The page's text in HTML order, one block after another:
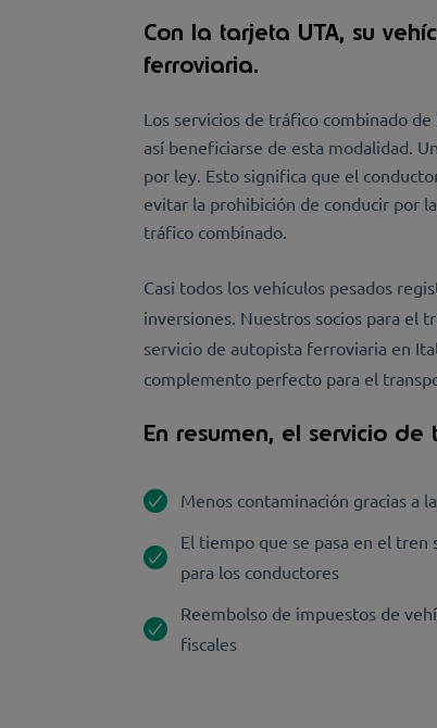
Con la tarjeta UTA, su
ferroviaria.
Los servicios de tráfico combinado
así beneficiarse de esta modalidad.
por ley. Esto significa que el
evitar la prohibición de conducir por
tráfico combinado.
Casi todos los vehículos pesados
inversiones. Nuestros socios para el
servicio de autopista ferroviaria en
complemento perfecto para el
En resumen, el servicio
Menos contaminación gracias a
El tiempo que se pasa en el tren
para los conductores
Reembolso de impuestos de
fiscales